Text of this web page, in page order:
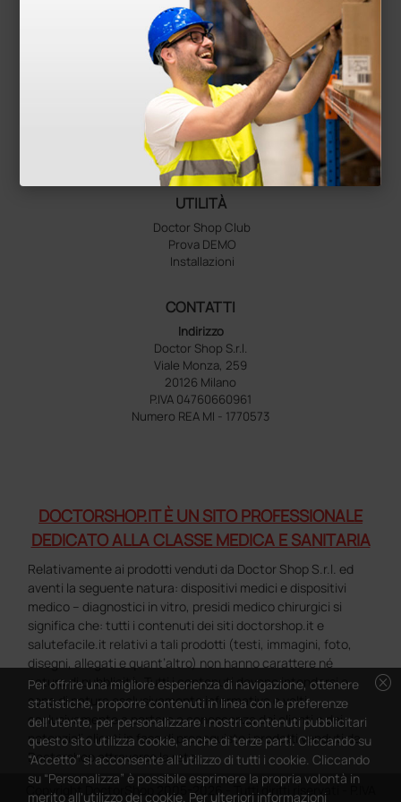
Condizioni e termini di vendita
Cookies
Imposta Cookies
MY ACCOUNT
Ordini e fatture
Liste dei desideri
I miei dati
UTILITÀ
Doctor Shop Club
Prova DEMO
Installazioni
CONTATTI
Indirizzo
Doctor Shop S.r.l.
Viale Monza, 259
20126 Milano
P.IVA 04760660961
Numero REA MI - 1770573
DOCTORSHOP.IT È UN SITO PROFESSIONALE
DEDICATO ALLA CLASSE MEDICA E SANITARIA
Relativamente ai prodotti venduti da Doctor Shop S.r.l. ed
aventi la seguente natura: dispositivi medici e dispositivi
medico – diagnostici in vitro, presidi medico chirurgici si
significa che: tutti i contenuti dei siti doctorshop.it e
salutefacile.it relativi a tali prodotti (testi, immagini, foto,
disegni, allegati e quant’altro) non hanno carattere né
natura di pubblicità. Tutti i contenuti devono intendersi e
sono di natura esclusivamente informativa e volti
esclusivamente a portare a conoscenza dei clienti e dei
potenziali clienti in fase di preacquisto i prodotti venduti da
Doctorshop attraverso la rete.
Copyright DoctorShop 2005-2026 - Tutti diritti riservati - P.IVA
cancel
Per offrire una migliore esperienza di navigazione, ottenere
statistiche, proporre contenuti in linea con le preferenze
dell'utente, per personalizzare i nostri contenuti pubblicitari
questo sito utilizza cookie, anche di terze parti. Cliccando su
“Accetto” si acconsente all'utilizzo di tutti i cookie. Cliccando
su “Personalizza” è possibile esprimere la propria volontà in
merito all'utilizzo dei cookie. Per ulteriori informazioni